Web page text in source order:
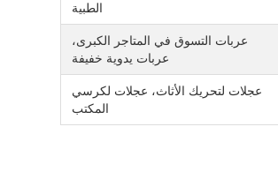
الطبية
عربات التسوق في المتاجر الكبرى،
عربات يدوية خفيفة
عجلات لتحريك الأثاث، عجلات لكرسي
المكتب